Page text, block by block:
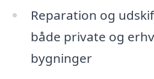
Reparation og
både private og
bygninger